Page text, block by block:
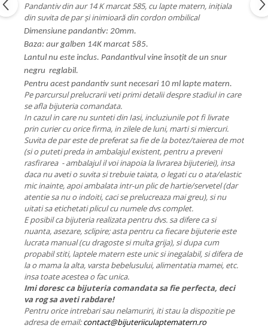
Pandantiv din aur 14 K marcat 585, cu lapte matern, inițiala
din suvita de par și inimioară din cordon ombilical
Dimensiune pandantiv: 20mm.
Baza: aur galben 14K marcat 585.
Lantul nu este inclus. Pandantivul vine însoțit de un snur
negru reglabil.
Pentru acest pandantiv sunt necesari 10 ml lapte matern.
Pe parcursul prelucrarii veti primi detalii despre stadiul in care
se afla bijuteria comandata.
In cazul in care nu sunteti din Iasi, incluziunile pot fi livrate
prin curier cu orice firma, in zilele de luni, marti si miercuri.
Suvita de par este de preferat sa fie de la botez/taierea de mot
(si o puteti preda in ambalajul existent, pentru a preveni
rasfirarea - ambalajul il voi inapoia la livrarea bijuteriei), insa
daca nu aveti o suvita si trebuie taiata, o legati cu o ata/elastic
mic inainte, apoi ambalata intr-un plic de hartie/servetel (dar
atentie sa nu o indoiti, caci se prelucreaza mai greu), si nu
uitati sa etichetati plicul cu numele dvs complet.
E posibil ca bijuteria realizata pentru dvs. sa difere ca si
nuanta, asezare, sclipire; asta pentru ca fiecare bijuterie este
lucrata manual (cu dragoste si multa grija), si dupa cum
propabil stiti, laptele matern este unic si inegalabil, si difera de
la o mama la alta, varsta bebelusului, alimentatia mamei, etc.
insa toate acestea o fac unica.
Imi doresc ca bijuteria comandata sa fie perfecta, deci
va rog sa aveti rabdare!
Pentru orice intrebari sau nelamuriri, iti stau la dispozitie pe
adresa de email:contact@bijuteriiculaptematern.ro